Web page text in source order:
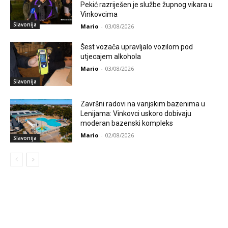
Slavonija
Pekić razriješen je službe župnog vikara u
Vinkovcima
Mario - 03/08/2026
Slavonija
Šest vozača upravljalo vozilom pod
utjecajem alkohola
Mario - 03/08/2026
Slavonija
Završni radovi na vanjskim bazenima u
Lenijama: Vinkovci uskoro dobivaju
moderan bazenski kompleks
Mario - 02/08/2026